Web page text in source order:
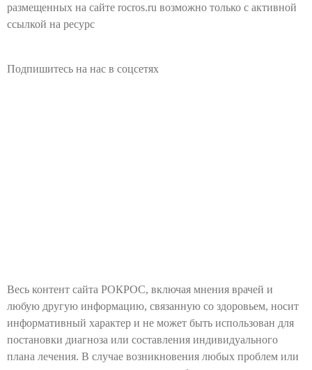
размещенных на сайте rocros.ru возможно только с активной
ссылкой на ресурс
Подпишитесь на нас в соцсетях
Весь контент сайта РОКРОС, включая мнения врачей и
любую другую информацию, связанную со здоровьем, носит
информативный характер и не может быть использован для
постановки диагноза или составления индивидуального
плана лечения. В случае возникновения любых проблем или